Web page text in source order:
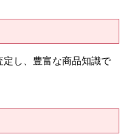
し、豊富な商品知識で